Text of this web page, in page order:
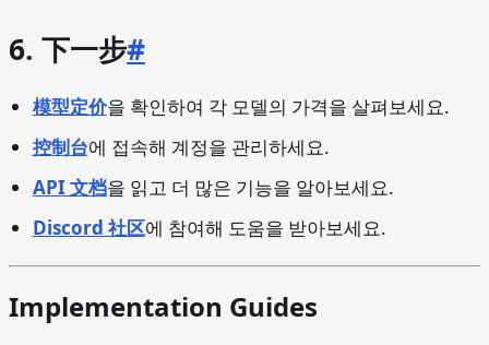
6. 下一步#
模型定价을 확인하여 각 모델의 가격을 살펴보세요.
控制台에 접속해 계정을 관리하세요.
API 文档을 읽고 더 많은 기능을 알아보세요.
Discord 社区에 참여해 도움을 받아보세요.
Implementation Guides